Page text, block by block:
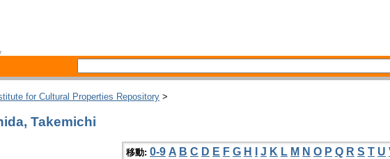
for Cultural Properties Repository >
Takemichi
移動: 0-9 A B C D E F G H J K L M N O P Q R S T U